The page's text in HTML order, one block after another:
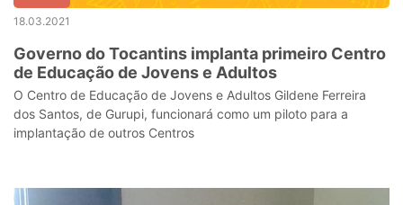
18.03.2021
Governo do Tocantins implanta primeiro Centro
de Educação de Jovens e Adultos
O Centro de Educação de Jovens e Adultos Gildene Ferreira
dos Santos, de Gurupi, funcionará como um piloto para a
implantação de outros Centros